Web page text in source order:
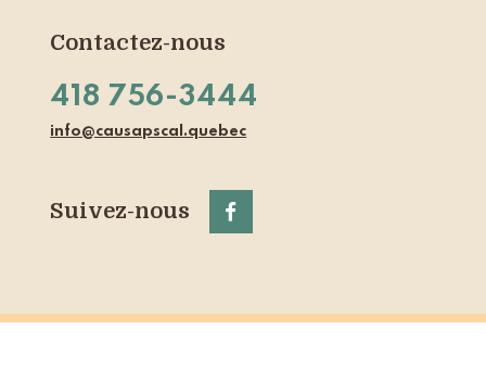
Contactez-nous
418 756-3444
info@causapscal.quebec
Suivez-nous